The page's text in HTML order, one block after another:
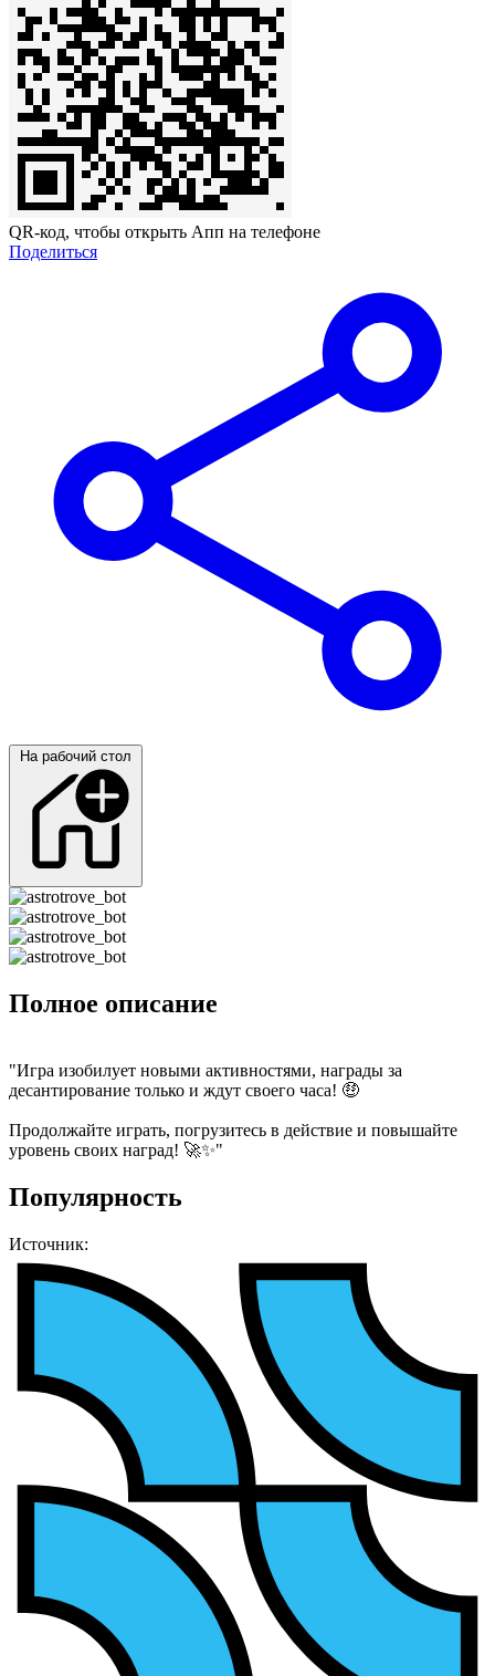
QR-код, чтобы открыть Апп на телефоне
Поделиться
Полное описание
"Игра изобилует новыми активностями, награды за
десантирование только и ждут своего часа! 🤑
Продолжайте играть, погрузитесь в действие и повышайте
уровень своих наград! 🚀✨"
Популярность
Источник: